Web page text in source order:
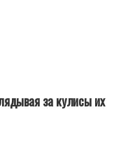
за кулисы их